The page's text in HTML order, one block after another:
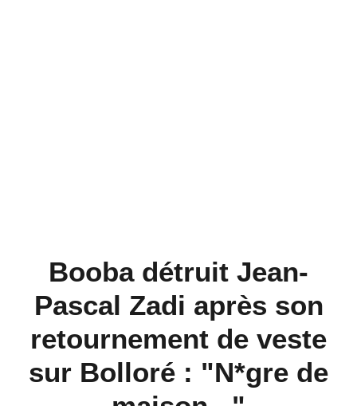
Booba détruit Jean-
Pascal Zadi après son
retournement de veste
sur Bolloré : "N*gre de